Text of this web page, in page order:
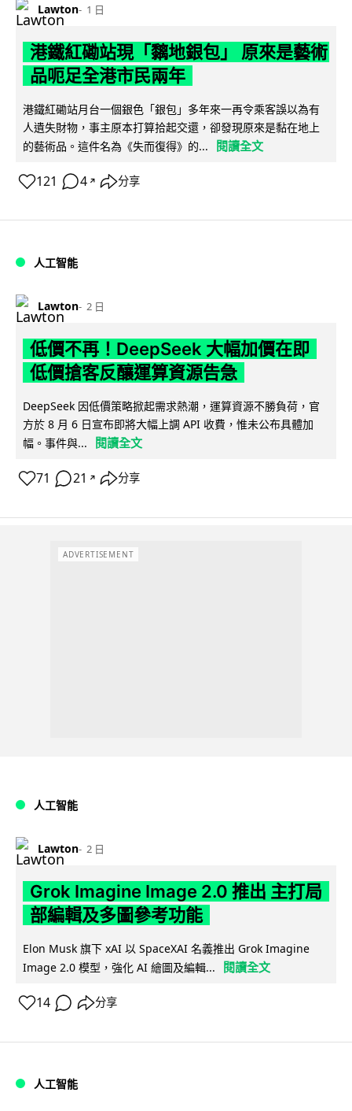
Lawton 1 日
港鐵紅磡站現「黐地銀包」 原來是藝術
品呃足全港市民兩年
港鐵紅磡站月台一個銀色「銀包」多年來一再令乘客誤以為有
人遺失財物，事主原本打算拾起交還，卻發現原來是黏在地上
的藝術品。這件名為《失而復得》的...
閱讀全文
121 4 ↗ 分享
人工智能
Lawton 2 日
低價不再！DeepSeek 大幅加價在即
低價搶客反釀運算資源告急
DeepSeek 因低價策略掀起需求熱潮，運算資源不勝負荷，官
方於 8 月 6 日宣布即將大幅上調 API 收費，惟未公布具體加
幅。事件與...
閱讀全文
71 21 ↗ 分享
ADVERTISEMENT
人工智能
Lawton 2 日
Grok Imagine Image 2.0 推出 主打局
部編輯及多圖參考功能
Elon Musk 旗下 xAI 以 SpaceXAI 名義推出 Grok Imagine
Image 2.0 模型，強化 AI 繪圖及編輯...
閱讀全文
14 分享
人工智能